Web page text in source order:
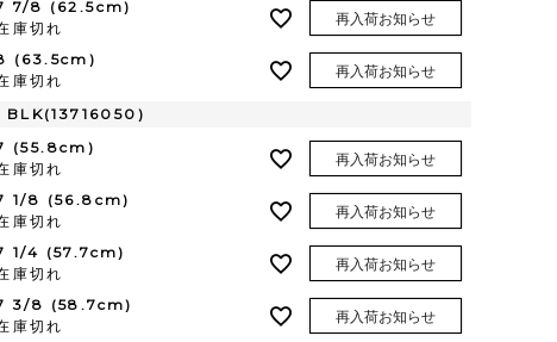
7/8 (62.5cm)
庫切れ
再入荷お知らせ
(63.5cm)
庫切れ
再入荷お知らせ
BLK(13716050)
(55.8cm)
庫切れ
再入荷お知らせ
1/8 (56.8cm)
庫切れ
再入荷お知らせ
1/4 (57.7cm)
庫切れ
再入荷お知らせ
3/8 (58.7cm)
庫切れ
再入荷お知らせ